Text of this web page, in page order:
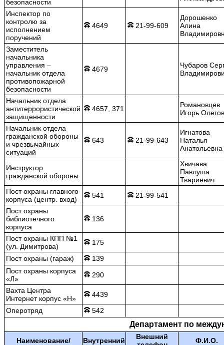
безопасности
Инспектор по
контролю за
исполнением
поручений
4649 21-99-609
Дорошенко
Алина
Заместитель
начальника
управления –
начальник отдела
противопожарной
безопасности
4679
Чубаров
Начальник отдела
антитеррористической
защищенности
4657, 371
Романовцев
Игорь
Начальник отдела
гражданской обороны
и чрезвычайных
ситуаций
643 21-99-643
Игнатова
Наталья
Анатольевна
Инструктор
гражданской обороны
Хвичава
Павлуша
Твариевич
Пост охраны главного
корпуса (центр. вход)
541
21-99-541
Пост охраны
библиотечного
корпуса
136
Пост охраны КПП №1
(ул. Димитрова)
175
Пост охраны (гараж)
139
Пост охраны корпуса
«Л»
290
Вахта Центра
Интернет корпус «Н»
4439
Оперотряд
542
Департамент по
Наименование/
Внутренний
Внешний
Ф.И.О.